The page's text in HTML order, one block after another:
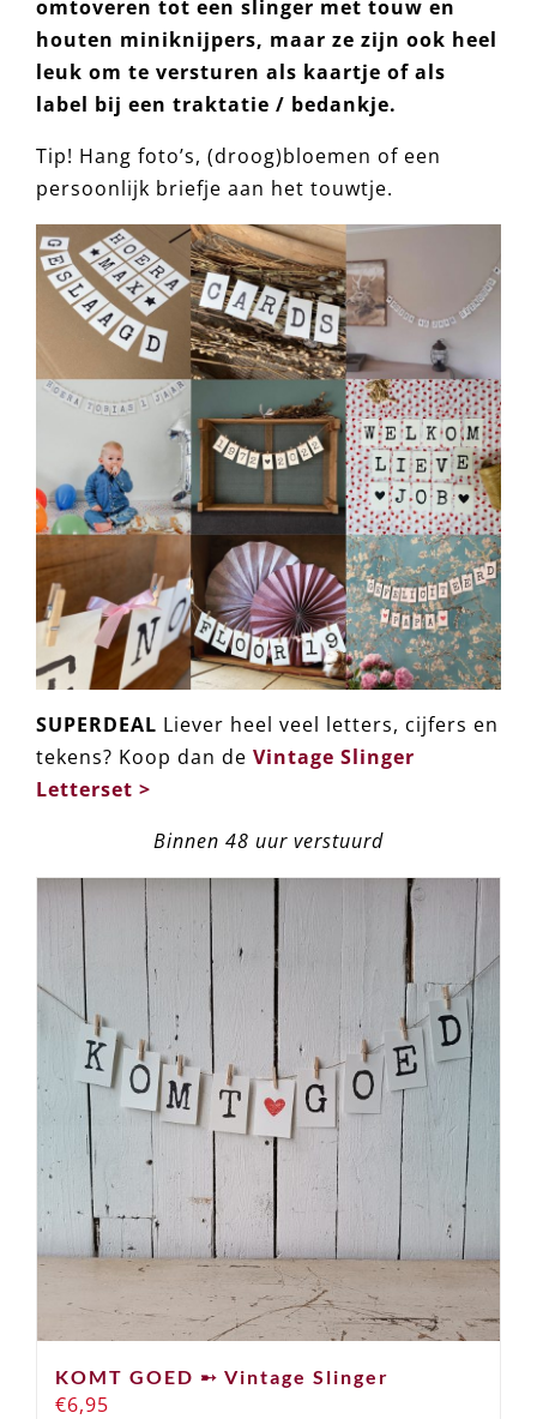
omtoveren tot een slinger met touw en
houten miniknijpers, maar ze zijn ook heel
leuk om te versturen als kaartje of als
label bij een traktatie / bedankje.
Tip! Hang foto’s, (droog)bloemen of een
persoonlijk briefje aan het touwtje.
SUPERDEAL Liever heel veel letters, cijfers en
tekens? Koop dan de Vintage Slinger
Letterset >
Binnen 48 uur verstuurd
KOMT GOED ➸ Vintage Slinger
€6,95